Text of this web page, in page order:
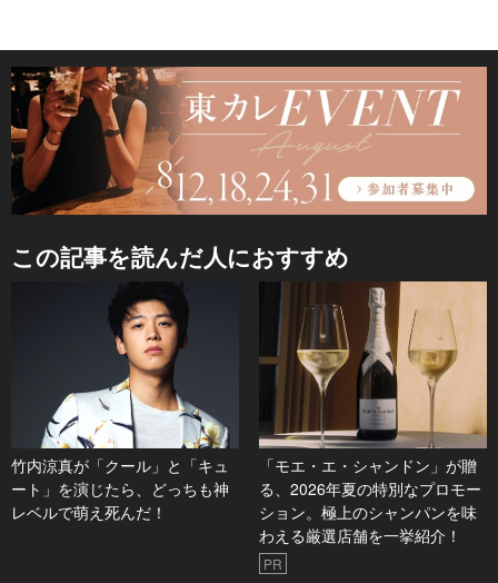
この記事を読んだ人におすすめ
竹内涼真が「クール」と「キュ
ート」を演じたら、どっちも神
レベルで萌え死んだ！
「モエ・エ・シャンドン」が贈
る、2026年夏の特別なプロモー
ション。極上のシャンパンを味
わえる厳選店舗を一挙紹介！
PR